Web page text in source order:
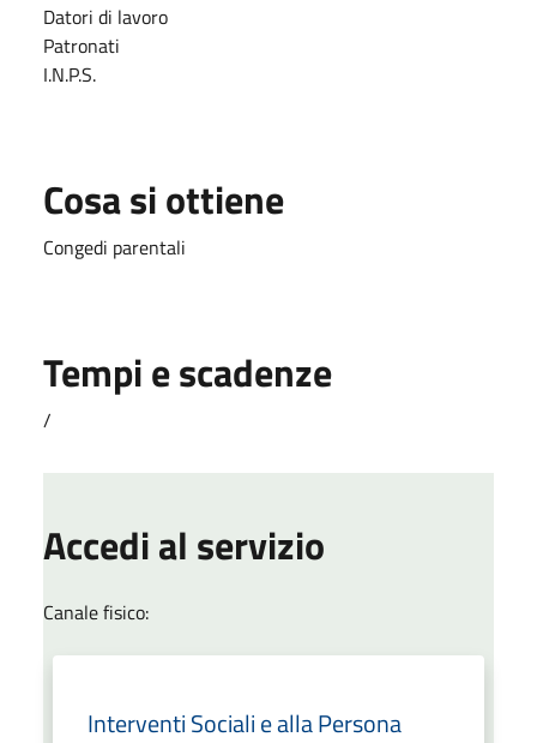
Datori di lavoro
Patronati
I.N.P.S.
Cosa si ottiene
Congedi parentali
Tempi e scadenze
/
Accedi al servizio
Canale fisico:
Interventi Sociali e alla Persona